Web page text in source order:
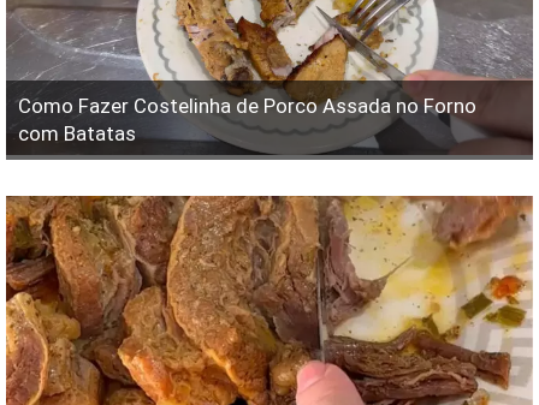
Como Fazer Costelinha de Porco Assada no Forno
com Batatas